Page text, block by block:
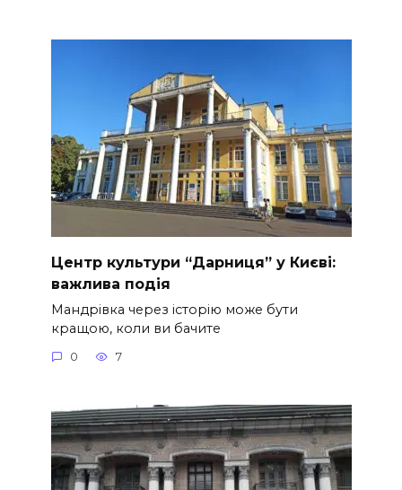
Центр культури “Дарниця” у Києві:
важлива подія
Мандрівка через історію може бути
кращою, коли ви бачите
0 7